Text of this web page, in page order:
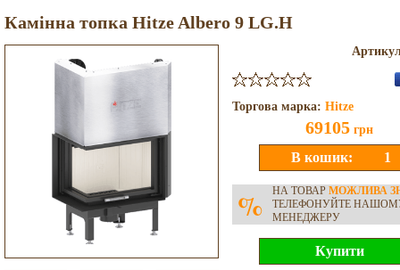
Камінна топка Hitze Albero 9 LG.H
Торгова марка: Hitze
69105 грн
% НА ТОВАР МОЖЛИВА
ТЕЛЕФОНУЙТЕ
МЕНЕДЖЕРУ